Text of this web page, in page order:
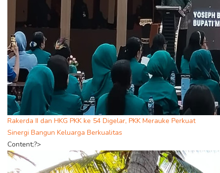
Rakerda II dan HKG PKK ke 54 Digelar, PKK Merauke Perkuat
Sinergi Bangun Keluarga Berkualitas
Content;?>